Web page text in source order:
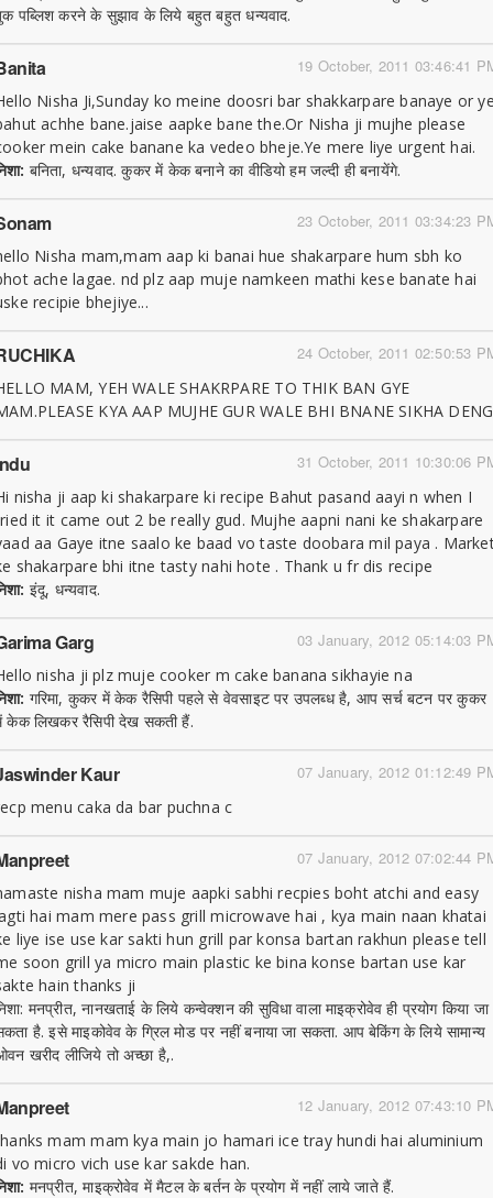
पब्लिश करने के सुझाव के लिये बहुत बहुत धन्यवाद.
19 October, 2011 03:46:41
Nisha Ji,Sunday ko meine doosri bar shakkarpare banaye or
achhe bane.jaise aapke bane the.Or Nisha ji mujhe please
mein cake banane ka vedeo bheje.Ye mere liye urgent hai.
बनिता, धन्यवाद. कुकर में केक बनाने का वीडियो हम जल्दी ही बनायेंगे.
23 October, 2011 03:34:23
Nisha mam,mam aap ki banai hue shakarpare hum sbh ko
ache lagae. nd plz aap muje namkeen mathi kese banate hai
recipie bhejiye...
24 October, 2011 02:50:53
MAM, YEH WALE SHAKRPARE TO THIK BAN GYE
KYA AAP MUJHE GUR WALE BHI BNANE SIKHA
31 October, 2011 10:30:06
nisha ji aap ki shakarpare ki recipe Bahut pasand aayi n when I
it it came out 2 be really gud. Mujhe aapni nani ke shakarpare
aa Gaye itne saalo ke baad vo taste doobara mil paya .
shakarpare bhi itne tasty nahi hote . Thank u fr dis recipe
इंदू, धन्यवाद.
03 January, 2012 05:14:03
Garg
nisha ji plz muje cooker m cake banana sikhayie na
गरिमा, कुकर में केक रैसिपी पहले से वेवसाइट पर उपलब्ध है, आप सर्च बटन पर कुकर
केक लिखकर रैसिपी देख सकती हैं.
07 January, 2012 01:12:49
Kaur
menu caka da bar puchna c
07 January, 2012 07:02:44
nisha mam muje aapki sabhi recpies boht atchi and easy
hai mam mere pass grill microwave hai , kya main naan khatai
liye ise use kar sakti hun grill par konsa bartan rakhun please tell
soon grill ya micro main plastic ke bina konse bartan use kar
hain thanks ji
मनप्रीत, नानखताई के लिये कन्वेक्शन की सुविधा वाला माइक्रोवेव ही प्रयोग किया जा
है. इसे माइकोवेव के ग्रिल मोड पर नहीं बनाया जा सकता. आप बेकिंग के लिये सामान्य
खरीद लीजिये तो अच्छा है,.
12 January, 2012 07:43:10
mam mam kya main jo hamari ice tray hundi hai aluminium
vo micro vich use kar sakde han.
मनप्रीत, माइक्रोवेव में मैटल के बर्तन के प्रयोग में नहीं लाये जाते हैं.